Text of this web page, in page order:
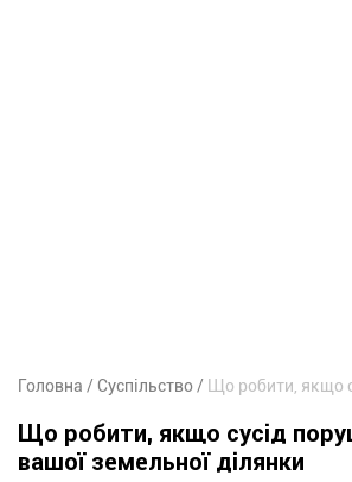
Головна Суспільство
Що робити, якщо сусід
вашої земельної ділянки